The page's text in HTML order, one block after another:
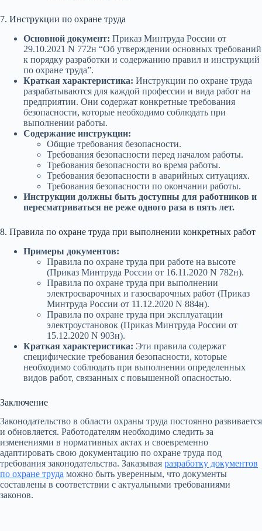
7. Инструкции по охране труда
Основной документ: Приказ Минтруда России от
29.10.2021 N 772н “Об утверждении основных требований
к порядку разработки и содержанию правил и инструкций
по охране труда”.
Краткая характеристика: Инструкции по охране труда
разрабатываются для каждой профессии и вида работ на
предприятии. Они содержат конкретные требования
безопасности, которые необходимо соблюдать при
выполнении работы.
Содержание инструкции:
Общие требования безопасности.
Требования безопасности перед началом работы.
Требования безопасности во время работы.
Требования безопасности в аварийных ситуациях.
Требования безопасности по окончании работы.
Инструкции должны быть доступны для работников и
пересматриваться не реже одного раза в пять лет.
8. Правила по охране труда при выполнении конкретных работ
Примеры документов:
Правила по охране труда при работе на высоте
(Приказ Минтруда России от 16.11.2020 N 782н).
Правила по охране труда при выполнении
электросварочных и газосварочных работ (Приказ
Минтруда России от 11.12.2020 N 884н).
Правила по охране труда при эксплуатации
электроустановок (Приказ Минтруда России от
15.12.2020 N 903н).
Краткая характеристика: Эти правила содержат
специфические требования безопасности, которые
необходимо соблюдать при выполнении определенных
видов работ, связанных с повышенной опасностью.
Заключение
Законодательство в области охраны труда постоянно развивается
и обновляется. Работодателям необходимо следить за
изменениями в нормативных актах и своевременно
адаптировать свою документацию по охране труда под
требования законодательства. Заказывая разработку документов
по охране труда можно быть уверенным, что документы
составлены в соответствии с актуальными требованиями
законов.